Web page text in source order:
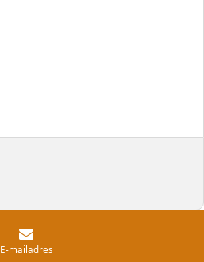
E-mailadres